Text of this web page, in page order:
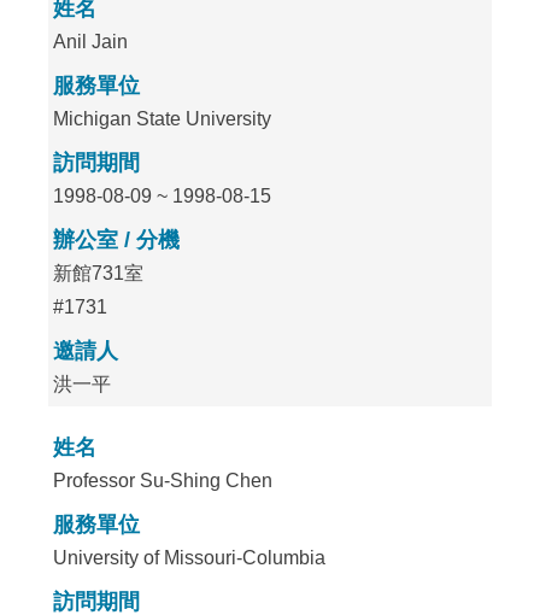
姓名
Anil Jain
服務單位
Michigan State University
訪問期間
1998-08-09 ~ 1998-08-15
辦公室 / 分機
新館731室
#1731
邀請人
洪一平
姓名
Professor Su-Shing Chen
服務單位
University of Missouri-Columbia
訪問期間